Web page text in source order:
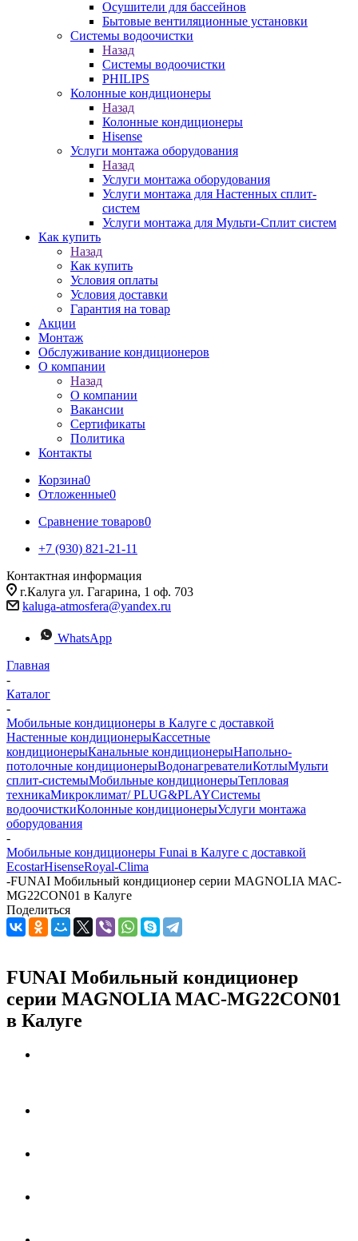
Осушители для бассейнов
Бытовые вентиляционные установки
Системы водоочистки
Назад
Системы водоочистки
PHILIPS
Колонные кондиционеры
Назад
Колонные кондиционеры
Hisense
Услуги монтажа оборудования
Назад
Услуги монтажа оборудования
Услуги монтажа для Настенных сплит-
систем
Услуги монтажа для Мульти-Сплит систем
Как купить
Назад
Как купить
Условия оплаты
Условия доставки
Гарантия на товар
Акции
Монтаж
Обслуживание кондиционеров
О компании
Назад
О компании
Вакансии
Сертификаты
Политика
Контакты
Корзина0
Отложенные0
Сравнение товаров0
+7 (930) 821-21-11
Контактная информация
г.Калуга ул. Гагарина, 1 оф. 703
kaluga-atmosfera@yandex.ru
WhatsApp
Главная
-
Каталог
-
Мобильные кондиционеры в Калуге с доставкой
Настенные кондиционерыКассетные
кондиционерыКанальные кондиционерыНапольно-
потолочные кондиционерыВодонагревателиКотлыМульти
сплит-системыМобильные кондиционерыТепловая
техникаМикроклимат/ PLUG&PLAYСистемы
водоочисткиКолонные кондиционерыУслуги монтажа
оборудования
-
Мобильные кондиционеры Funai в Калуге с доставкой
EcostarHisenseRoyal-Clima
-FUNAI Мобильный кондиционер cерии MAGNOLIA MAC-
MG22CON01 в Калуге
Поделиться
FUNAI Мобильный кондиционер
cерии MAGNOLIA MAC-MG22CON01
в Калуге